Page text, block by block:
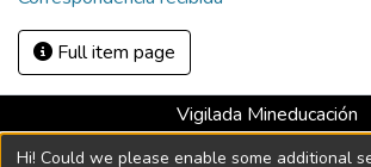
Full item page
Vigilada Mineducación
Universidad con Acreditación
Hi! Could we please enable some additional